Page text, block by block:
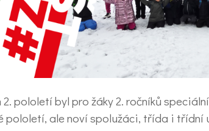
2. pololetí byl pro žáky 2. ročníků
pololetí, ale noví spolužáci, třída i třídní